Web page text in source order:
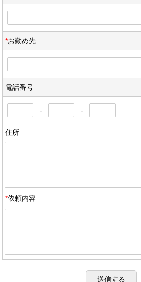
*お勤め先
電話番号
- -
住所
*依頼内容